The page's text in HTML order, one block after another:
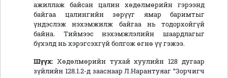
ажиллаж байсан цалин хөдөлмөрийн гэрээнд
байгаа цалингийн зөрүүг ямар баримтыг
үндэслэж нэхэмжилж байгаа нь тодорхойгүй
байна. Тиймээс нэхэмжлэлийн шаардлагыг
бүхэлд нь хэрэгсэхгүй болгож өгнө үү гэжээ.
Шүүх: Хөдөлмөрийн тухай хуулийн 128 дугаар
зүйлийн 128.1.2-д зааснаар Л.Нарантуяаг “Зорчигч